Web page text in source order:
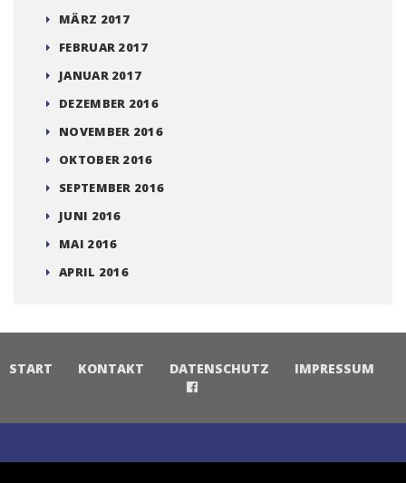
MÄRZ 2017
FEBRUAR 2017
JANUAR 2017
DEZEMBER 2016
NOVEMBER 2016
OKTOBER 2016
SEPTEMBER 2016
JUNI 2016
MAI 2016
APRIL 2016
START KONTAKT DATENSCHUTZ IMPRESSUM